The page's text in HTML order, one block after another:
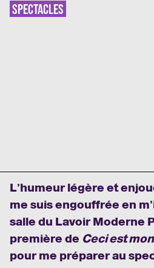
SPECTACLES
L’humeur légère et
me suis engouffrée en
salle du Lavoir Moderne
première de Ceci est
pour me préparer au